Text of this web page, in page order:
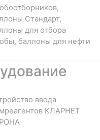
Стандарт,
для отбора
баллоны для нефти
ввода
КЛАРНЕТ